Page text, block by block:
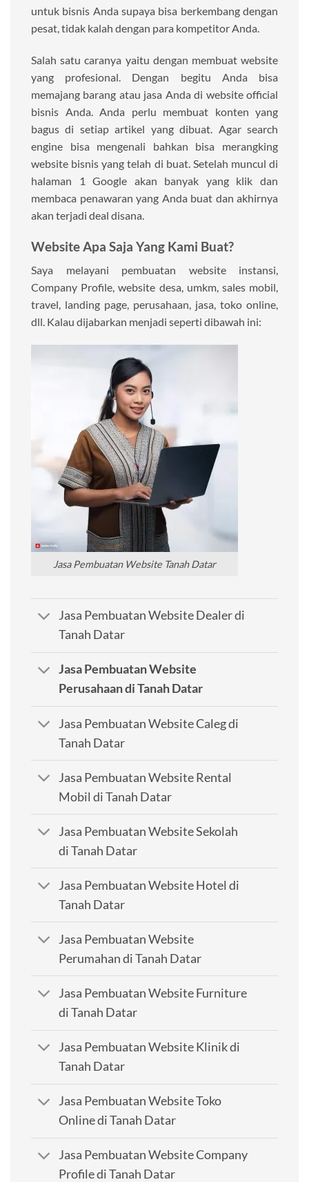
untuk bisnis Anda supaya bisa berkembang dengan
pesat, tidak kalah dengan para kompetitor Anda.
Salah satu caranya yaitu dengan membuat website
yang profesional. Dengan begitu Anda bisa
memajang barang atau jasa Anda di website official
bisnis Anda. Anda perlu membuat konten yang
bagus di setiap artikel yang dibuat. Agar search
engine bisa mengenali bahkan bisa merangking
website bisnis yang telah di buat. Setelah muncul di
halaman 1 Google akan banyak yang klik dan
membaca penawaran yang Anda buat dan akhirnya
akan terjadi deal disana.
Website Apa Saja Yang Kami Buat?
Saya melayani pembuatan website instansi,
Company Profile, website desa, umkm, sales mobil,
travel, landing page, perusahaan, jasa, toko online,
dll. Kalau dijabarkan menjadi seperti dibawah ini:
Jasa Pembuatan Website Tanah Datar
Jasa Pembuatan Website Dealer di
Tanah Datar
Jasa Pembuatan Website
Perusahaan di Tanah Datar
Jasa Pembuatan Website Caleg di
Tanah Datar
Jasa Pembuatan Website Rental
Mobil di Tanah Datar
Jasa Pembuatan Website Sekolah
di Tanah Datar
Jasa Pembuatan Website Hotel di
Tanah Datar
Jasa Pembuatan Website
Perumahan di Tanah Datar
Jasa Pembuatan Website Furniture
di Tanah Datar
Jasa Pembuatan Website Klinik di
Tanah Datar
Jasa Pembuatan Website Toko
Online di Tanah Datar
Jasa Pembuatan Website Company
Profile di Tanah Datar